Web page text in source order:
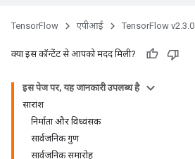
TensorFlow एपीआई TensorFlow v2.3.0
क्या इस कॉन्टेंट से आपको मदद मिली?
इस पेज पर, यह जानकारी उपलब्ध है
सारांश
निर्माता और विध्वंसक
सार्वजनिक गुण
सार्वजनिक समारोह